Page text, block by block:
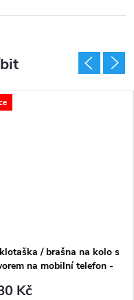
/ brašna na kolo s
na mobilní telefon -
Kč